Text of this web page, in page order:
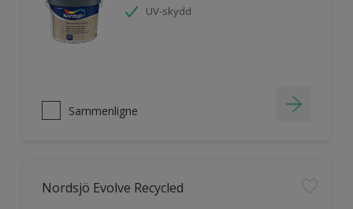
UV-skydd
Sammenligne
Nordsjö Evolve Recycled